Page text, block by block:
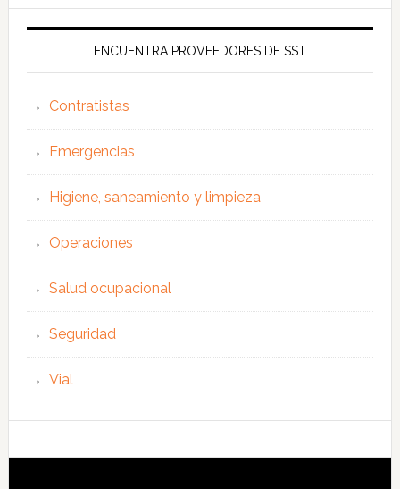
ENCUENTRA PROVEEDORES DE SST
Contratistas
Emergencias
Higiene, saneamiento y limpieza
Operaciones
Salud ocupacional
Seguridad
Vial